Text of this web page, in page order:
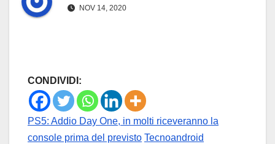
NOV 14, 2020
CONDIVIDI:
PS5: Addio Day One, in molti riceveranno la
console prima del previsto Tecnoandroid